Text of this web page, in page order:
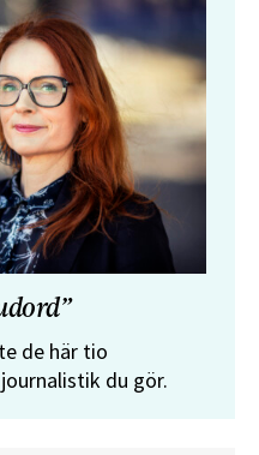
de här tio
du gör.